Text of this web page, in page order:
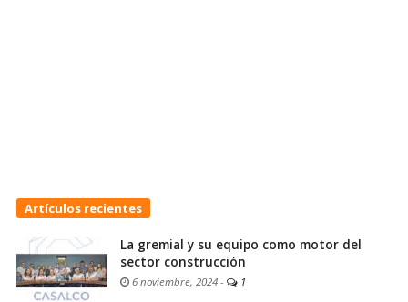
Artículos recientes
La gremial y su equipo como motor del
sector construcción
6 noviembre, 2024 - 1